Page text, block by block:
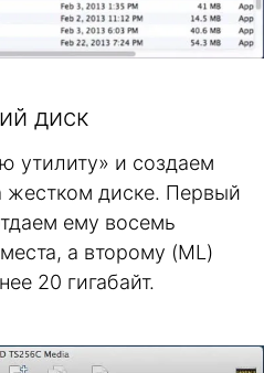
диск
утилиту» и создаем
жестком диске. Первый
ему восемь
а второму (ML)
20 гигабайт.